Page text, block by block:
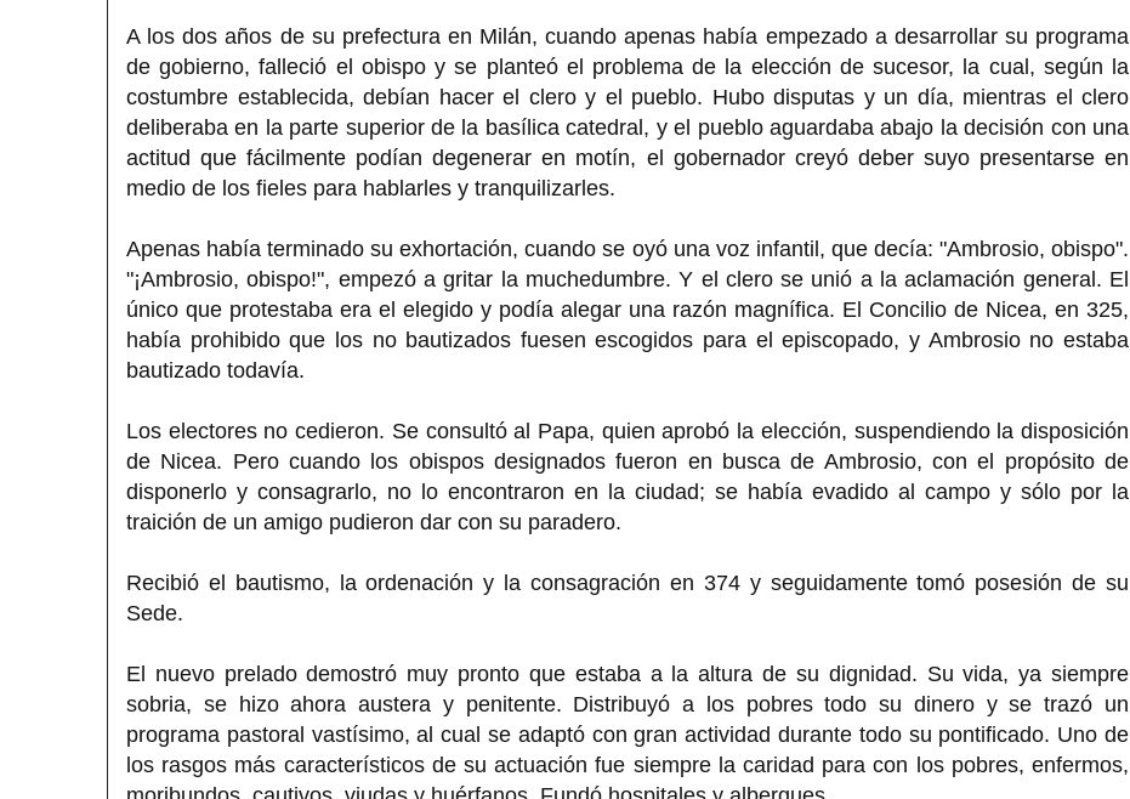
A los dos años de su prefectura en Milán, cuando apenas había empezado a desarrollar su programa
de gobierno, falleció el obispo y se planteó el problema de la elección de sucesor, la cual, según la
costumbre establecida, debían hacer el clero y el pueblo. Hubo disputas y un día, mientras el clero
deliberaba en la parte superior de la basílica catedral, y el pueblo aguardaba abajo la decisión con una
actitud que fácilmente podían degenerar en motín, el gobernador creyó deber suyo presentarse en
medio de los fieles para hablarles y tranquilizarles.
Apenas había terminado su exhortación, cuando se oyó una voz infantil, que decía: "Ambrosio, obispo".
"¡Ambrosio, obispo!", empezó a gritar la muchedumbre. Y el clero se unió a la aclamación general. El
único que protestaba era el elegido y podía alegar una razón magnífica. El Concilio de Nicea, en 325,
había prohibido que los no bautizados fuesen escogidos para el episcopado, y Ambrosio no estaba
bautizado todavía.
Los electores no cedieron. Se consultó al Papa, quien aprobó la elección, suspendiendo la disposición
de Nicea. Pero cuando los obispos designados fueron en busca de Ambrosio, con el propósito de
disponerlo y consagrarlo, no lo encontraron en la ciudad; se había evadido al campo y sólo por la
traición de un amigo pudieron dar con su paradero.
Recibió el bautismo, la ordenación y la consagración en 374 y seguidamente tomó posesión de su
Sede.
El nuevo prelado demostró muy pronto que estaba a la altura de su dignidad. Su vida, ya siempre
sobria, se hizo ahora austera y penitente. Distribuyó a los pobres todo su dinero y se trazó un
programa pastoral vastísimo, al cual se adaptó con gran actividad durante todo su pontificado. Uno de
los rasgos más característicos de su actuación fue siempre la caridad para con los pobres, enfermos,